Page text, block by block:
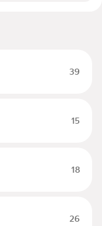
39
15
18
26